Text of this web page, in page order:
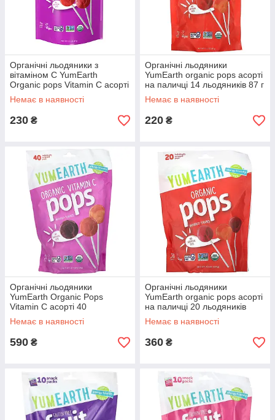
Органічні льодяники з
вітаміном C YumEarth
Organic pops Vitamin C асорті
14 льодяників 87 г
Немає в наявності
230 ₴
Органічні льодяники
YumEarth organic pops асорті
на паличці 14 льодяників 87 г
Немає в наявності
220 ₴
Органічні льодяники
YumEarth Organic Pops
Vitamin C асорті 40
льодяників 248 г
Немає в наявності
590 ₴
Органічні льодяники
YumEarth organic pops асорті
на паличці 20 льодяників
Немає в наявності
360 ₴